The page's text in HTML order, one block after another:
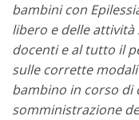
bambini con
libero e delle
docenti e al tutto il
sulle corrette
bambino in corso di
somministrazione